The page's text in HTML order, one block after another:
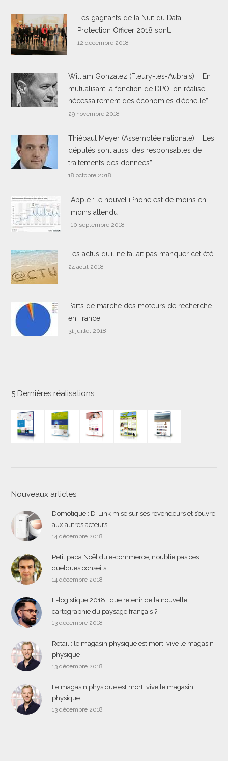
Les gagnants de la Nuit du Data
Protection Officer 2018 sont…
12 décembre 2018
William Gonzalez (Fleury-les-Aubrais) : “En
mutualisant la fonction de DPO, on réalise
nécessairement des économies d’échelle”
29 novembre 2018
Thiébaut Meyer (Assemblée nationale) : “Les
députés sont aussi des responsables de
traitements des données”
18 octobre 2018
Apple : le nouvel iPhone est de moins en
moins attendu
10 septembre 2018
Les actus qu’il ne fallait pas manquer cet été
24 août 2018
Parts de marché des moteurs de recherche
en France
31 juillet 2018
5 Dernières réalisations
Nouveaux articles
Domotique : D-Link mise sur ses revendeurs et s’ouvre
aux autres acteurs
14 décembre 2018
Petit papa Noël du e-commerce, n’oublie pas ces
quelques conseils
14 décembre 2018
E-logistique 2018 : que retenir de la nouvelle
cartographie du paysage français ?
13 décembre 2018
Retail : le magasin physique est mort, vive le magasin
physique !
13 décembre 2018
Le magasin physique est mort, vive le magasin
physique !
13 décembre 2018